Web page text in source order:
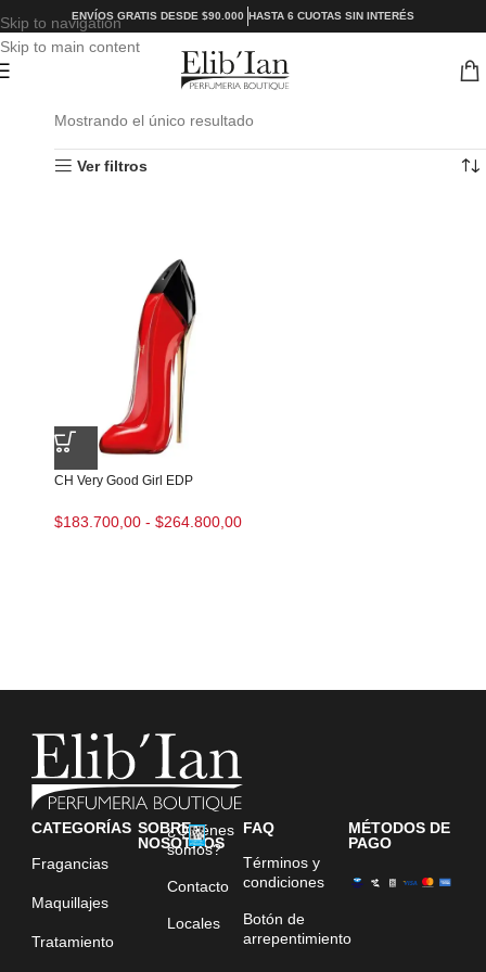
Skip to navigation
Skip to main content
ENVÍOS GRATIS DESDE $90.000 HASTA 6 CUOTAS SIN INTERÉS
Mostrando el único resultado
Ver filtros
CH Very Good Girl EDP
$183.700,00 - $264.800,00
CATEGORÍAS
Fragancias
Maquillajes
Tratamiento
SOBRE
NOSOTROS
¿Quiénes
somos?
Contacto
Locales
FAQ
Términos y
condiciones
Botón de
arrepentimiento
MÉTODOS DE
PAGO